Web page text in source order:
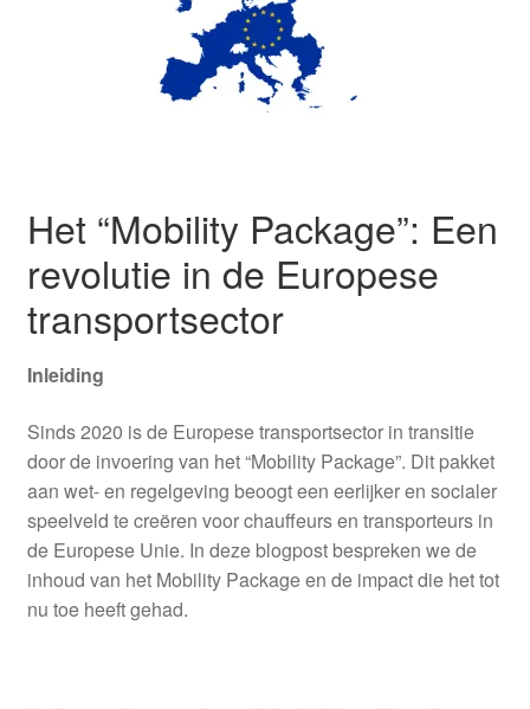
Het “Mobility Package”: Een
revolutie in de Europese
transportsector
Inleiding
Sinds 2020 is de Europese transportsector in transitie
door de invoering van het “Mobility Package”. Dit pakket
aan wet- en regelgeving beoogt een eerlijker en socialer
speelveld te creëren voor chauffeurs en transporteurs in
de Europese Unie. In deze blogpost bespreken we de
inhoud van het Mobility Package en de impact die het tot
nu toe heeft gehad.